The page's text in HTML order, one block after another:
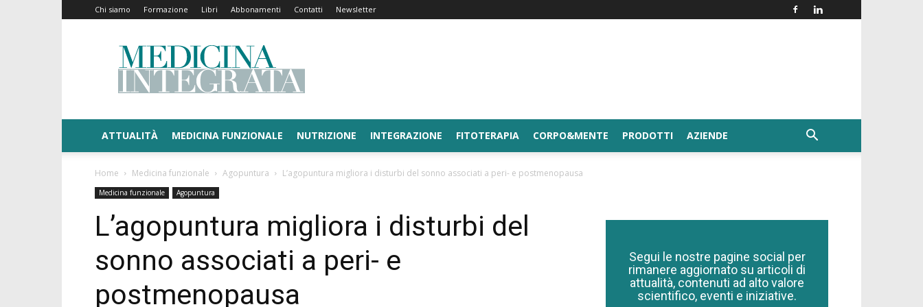
Chi siamo Formazione Libri Abbonamenti Contatti Newsletter
Medicina
Integrata
ATTUALITÀ MEDICINA FUNZIONALE NUTRIZIONE INTEGRAZIONE FITOTERAPIA CORPO&MENTE PRODOTTI AZIENDE
Home Medicina funzionale Agopuntura L’agopuntura migliora i disturbi del sonno associati a peri- e postmenopausa
Medicina funzionale Agopuntura
L’agopuntura migliora i disturbi del
sonno associati a peri- e
postmenopausa
Segui le nostre pagine social per
rimanere aggiornato su articoli di
attualità, contenuti ad alto valore
scientifico, eventi e iniziative.